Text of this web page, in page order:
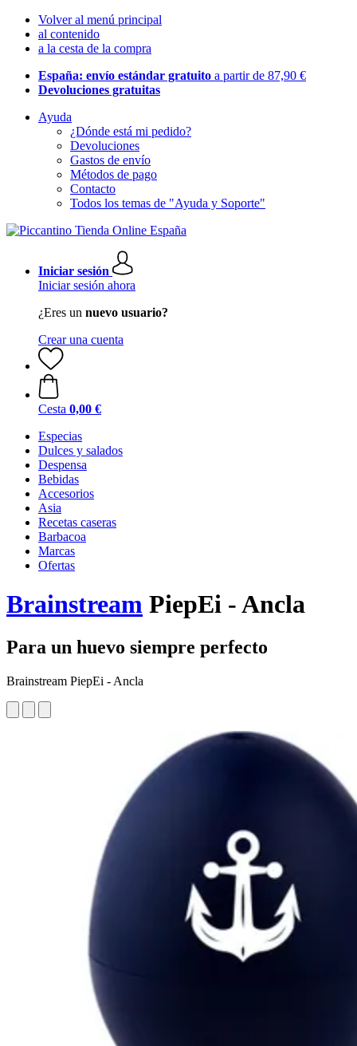
Volver al menú principal
al contenido
a la cesta de la compra
España: envío estándar gratuito a partir de 87,90 €
Devoluciones gratuitas
Ayuda
¿Dónde está mi pedido?
Devoluciones
Gastos de envío
Métodos de pago
Contacto
Todos los temas de "Ayuda y Soporte"
Iniciar sesión
Iniciar sesión ahora
¿Eres un nuevo usuario?
Crear una cuenta
Cesta 0,00 €
Especias
Dulces y salados
Despensa
Bebidas
Accesorios
Asia
Recetas caseras
Barbacoa
Marcas
Ofertas
Brainstream PiepEi - Ancla
Para un huevo siempre perfecto
Brainstream PiepEi - Ancla